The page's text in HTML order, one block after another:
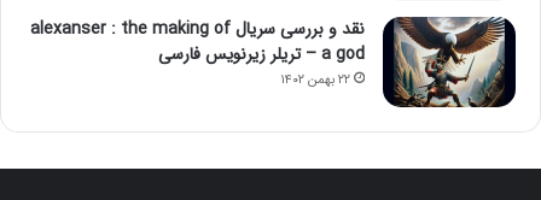
نقد و بررسی سریال alexanser : the making of
a god – تریلر زیرنویس فارسی
۲۲ بهمن ۱۴۰۲